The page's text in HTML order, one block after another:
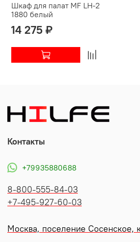
Шкаф для палат MF LH-2
1880 белый
14 275 ₽
Контакты
+79935880688
8-800-555-84-03
+7-495-927-60-03
Москва, поселение Сосенское,